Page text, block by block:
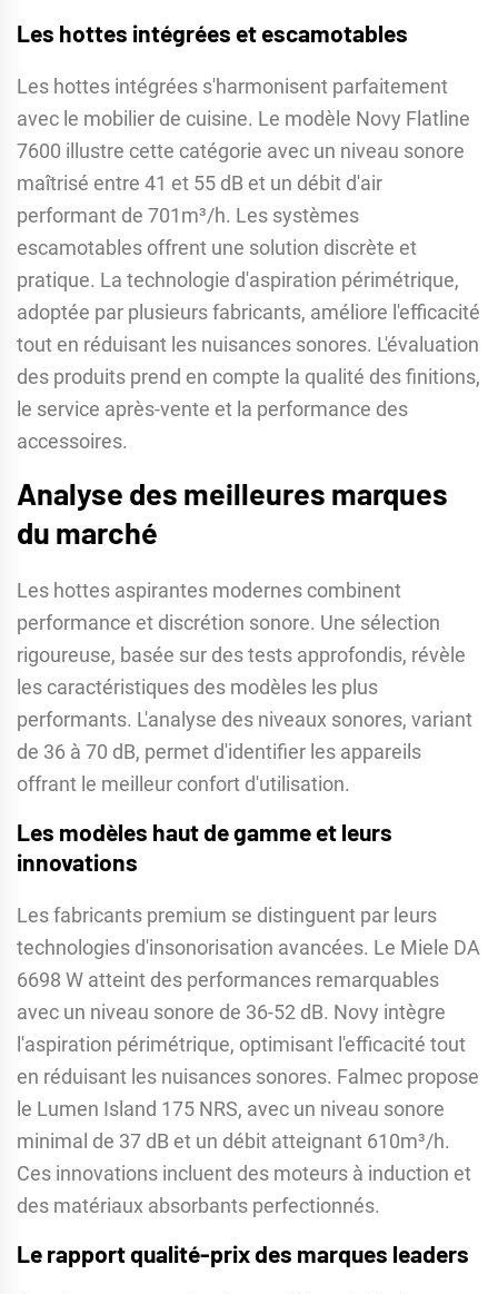
Les hottes intégrées et escamotables
Les hottes intégrées s'harmonisent parfaitement
avec le mobilier de cuisine. Le modèle Novy Flatline
7600 illustre cette catégorie avec un niveau sonore
maîtrisé entre 41 et 55 dB et un débit d'air
performant de 701m³/h. Les systèmes
escamotables offrent une solution discrète et
pratique. La technologie d'aspiration périmétrique,
adoptée par plusieurs fabricants, améliore l'efficacité
tout en réduisant les nuisances sonores. L'évaluation
des produits prend en compte la qualité des finitions,
le service après-vente et la performance des
accessoires.
Analyse des meilleures marques
du marché
Les hottes aspirantes modernes combinent
performance et discrétion sonore. Une sélection
rigoureuse, basée sur des tests approfondis, révèle
les caractéristiques des modèles les plus
performants. L'analyse des niveaux sonores, variant
de 36 à 70 dB, permet d'identifier les appareils
offrant le meilleur confort d'utilisation.
Les modèles haut de gamme et leurs
innovations
Les fabricants premium se distinguent par leurs
technologies d'insonorisation avancées. Le Miele DA
6698 W atteint des performances remarquables
avec un niveau sonore de 36-52 dB. Novy intègre
l'aspiration périmétrique, optimisant l'efficacité tout
en réduisant les nuisances sonores. Falmec propose
le Lumen Island 175 NRS, avec un niveau sonore
minimal de 37 dB et un débit atteignant 610m³/h.
Ces innovations incluent des moteurs à induction et
des matériaux absorbants perfectionnés.
Le rapport qualité-prix des marques leaders